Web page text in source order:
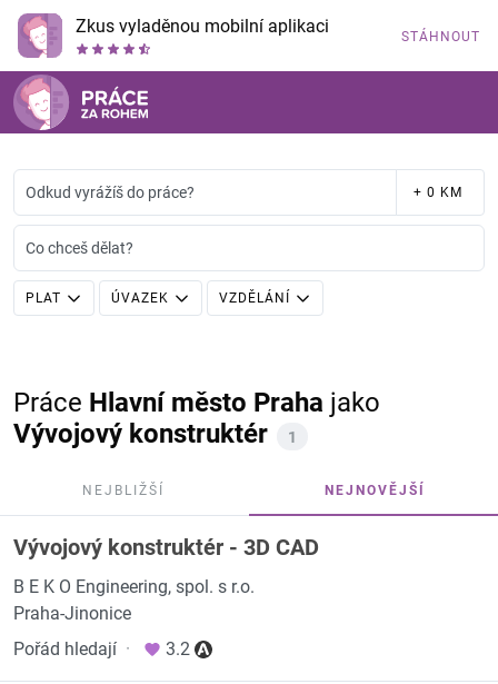
Zkus vyladěnou mobilní aplikaci STÁHNOUT
Odkud vyrážíš do práce? + 0 KM
Co chceš dělat?
PLAT ÚVAZEK VZDĚLÁNÍ
Práce Hlavní město Praha jako
Vývojový konstruktér
1
NEJBLIŽŠÍ NEJNOVĚJŠÍ
Vývojový konstruktér - 3D CAD
B E K O Engineering, spol. s r.o.
Praha-Jinonice
Pořád hledají · 3.2